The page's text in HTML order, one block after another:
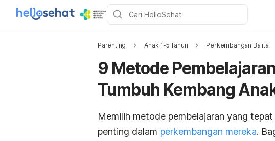
Parenting Anak 1-5 Tahun Perkembangan Balita
9 Metode
Tumbuh Kembang
Memilih metode pembelajaran yang
penting dalam perkembangan mereka.